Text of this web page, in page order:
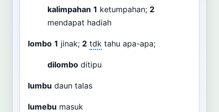
kalimpahan 1 ketumpahan; 2
mendapat hadiah
lombo 1 jinak; 2 tdk tahu apa-apa;
dilombo ditipu
lumbu daun talas
lumebu masuk